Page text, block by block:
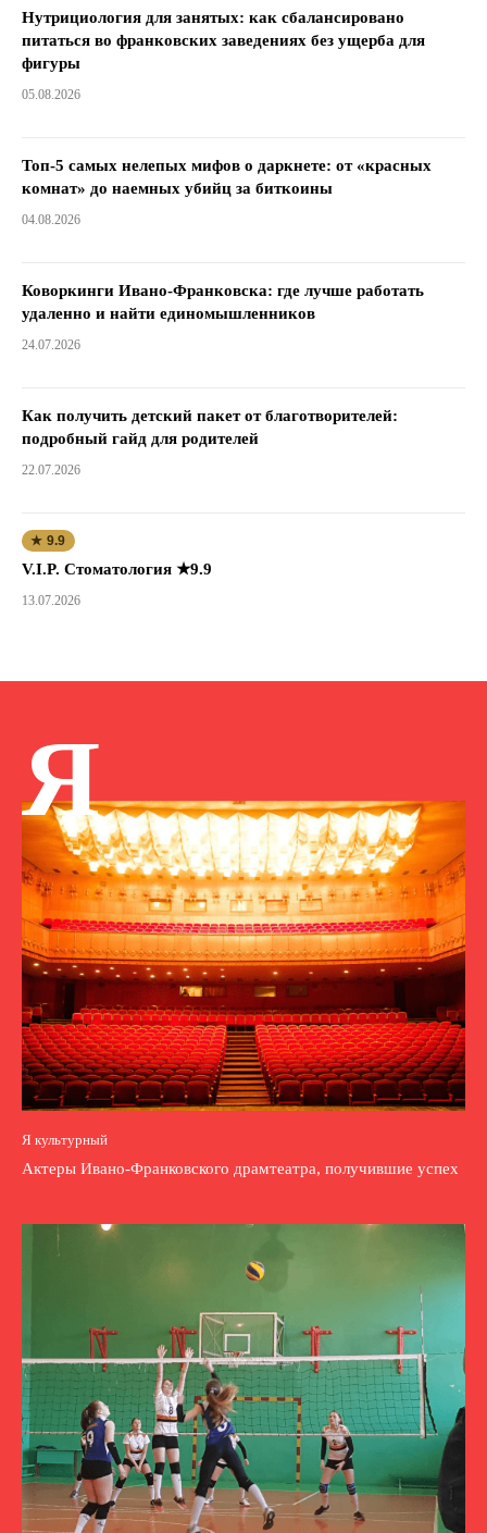
Нутрициология для занятых: как сбалансировано
питаться во франковских заведениях без ущерба для
фигуры
05.08.2026
Топ-5 самых нелепых мифов о даркнете: от «красных
комнат» до наемных убийц за биткоины
04.08.2026
Коворкинги Ивано-Франковска: где лучше работать
удаленно и найти единомышленников
24.07.2026
Как получить детский пакет от благотворителей:
подробный гайд для родителей
22.07.2026
★ 9.9
V.I.P. Стоматология ★9.9
13.07.2026
Я
Я культурный
Актеры Ивано-Франковского драмтеатра, получившие успех